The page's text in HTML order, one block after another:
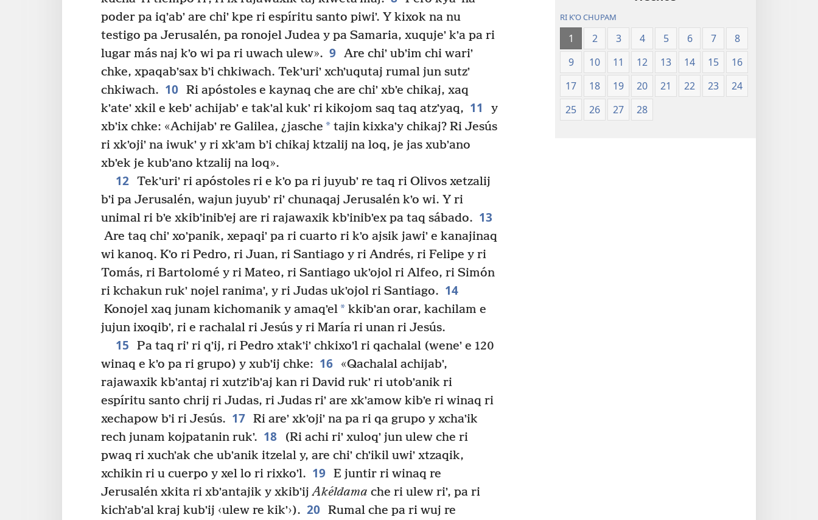
poder pa iqʼabʼ are chiʼ kpe ri espíritu santo piwiʼ. Y kixok na nu
testigo pa Jerusalén, pa ronojel Judea y pa Samaria, xuqujeʼ kʼa pa ri
lugar más naj kʼo wi pa ri uwach ulew». 9 Are chiʼ ubʼim chi wariʼ
chke, xpaqabʼsax bʼi chkiwach. Tekʼuriʼ xchʼuqutaj rumal jun sutzʼ
chkiwach. 10 Ri apóstoles e kaynaq che are chiʼ xbʼe chikaj, xaq
kʼateʼ xkil e kebʼ achijabʼ e takʼal kukʼ ri kikojom saq taq atzʼyaq, 11
y
xbʼix chke: «Achijabʼ re Galilea, ¿jasche * tajin kixkaʼy chikaj? Ri Jesús
ri xkʼojiʼ na iwukʼ y ri xkʼam bʼi chikaj ktzalij na loq, je jas xubʼano
xbʼek je kubʼano ktzalij na loq».
12 Tekʼuriʼ ri apóstoles ri e kʼo pa ri juyubʼ re taq ri Olivos xetzalij
bʼi pa Jerusalén, wajun juyubʼ riʼ chunaqaj Jerusalén kʼo wi. Y ri
unimal ri bʼe xkibʼinibʼej are ri rajawaxik kbʼinibʼex pa taq sábado. 13
Are taq chiʼ xoʼpanik, xepaqiʼ pa ri cuarto ri kʼo ajsik jawiʼ e kanajinaq
wi kanoq. Kʼo ri Pedro, ri Juan, ri Santiago y ri Andrés, ri Felipe y ri
Tomás, ri Bartolomé y ri Mateo, ri Santiago ukʼojol ri Alfeo, ri Simón
ri kchakun rukʼ nojel ranimaʼ, y ri Judas ukʼojol ri Santiago. 14
Konojel xaq junam kichomanik y amaqʼel* kkibʼan orar, kachilam e
jujun ixoqibʼ, ri e rachalal ri Jesús y ri María ri unan ri Jesús.
15
Pa taq riʼ ri qʼij, ri Pedro xtakʼiʼ chkixoʼl ri qachalal (weneʼ e 120
winaq e kʼo pa ri grupo) y xubʼij chke: 16
«Qachalal achijabʼ,
rajawaxik kbʼantaj ri xutzʼibʼaj kan ri David rukʼ ri utobʼanik ri
espíritu santo chrij ri Judas, ri Judas riʼ are xkʼamow kibʼe ri winaq ri
xechapow bʼi ri Jesús. 17 Ri areʼ xkʼojiʼ na pa ri qa grupo y xchaʼik
rech junam kojpatanin rukʼ. 18
(Ri achi riʼ xuloqʼ jun ulew che ri
pwaq ri xuchʼak che ubʼanik itzelal y, are chiʼ chʼikil uwiʼ xtzaqik,
xchikin ri u cuerpo y xel lo ri rixkoʼl. 19 E juntir ri winaq re
Jerusalén xkita ri xbʼantajik y xkibʼijAkéldama che ri ulew riʼ, pa ri
kichʼabʼal kraj kubʼij ‹ulew re kikʼ›). 20 Rumal che pa ri wuj re
RI KʼO CHUPAM
1 2 3 4 5 6 7
8
9
10 11 12 13 14 15
16
17
18 19 20 21 22 23
24
25
26 27 28